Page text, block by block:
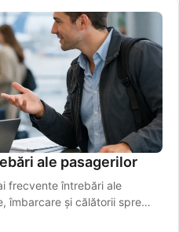
ale pasagerilor
frecvente întrebări ale
îmbarcare și călătorii spre